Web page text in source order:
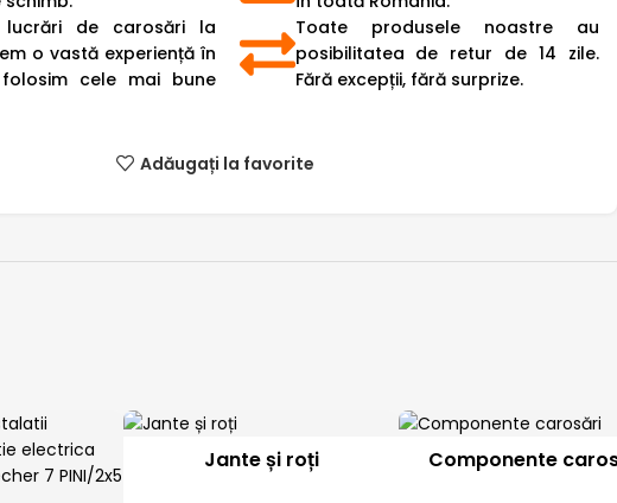
lucrări de carosări la
o vastă experiență în
folosim cele mai bune
Toate produsele noastre au
posibilitatea de retur de 14 zile.
Fără excepții, fără surprize.
Adăugați la favorite
Jante și roți Componente